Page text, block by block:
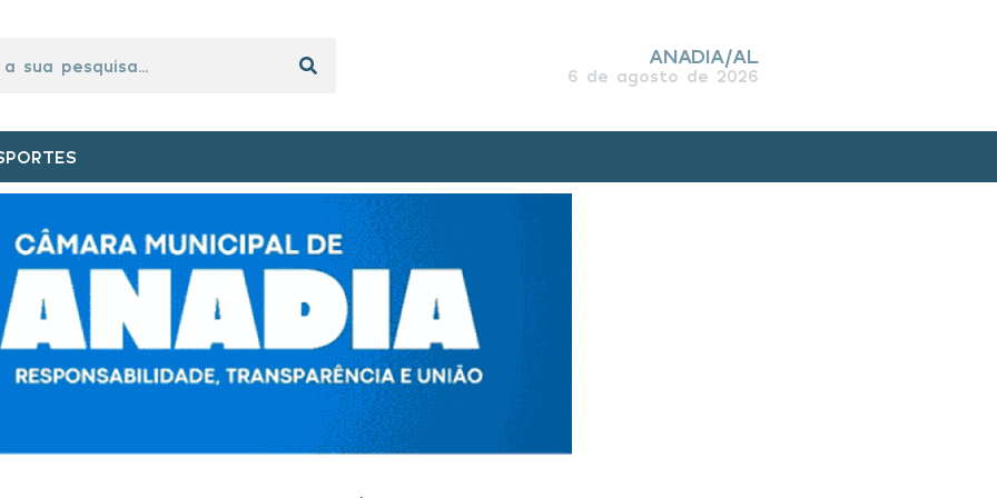
ANADIA/AL
6 de agosto de 2026